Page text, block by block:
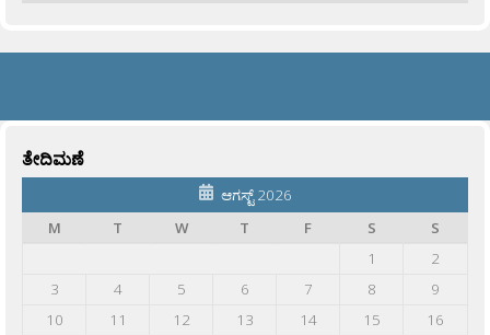
ತೇದಿಮಣೆ
ಆಗಸ್ಟ್ 2026
M
T W T F S
S
1
2
3
4 5 6 7 8
9
10
11 12 13 14 15
16